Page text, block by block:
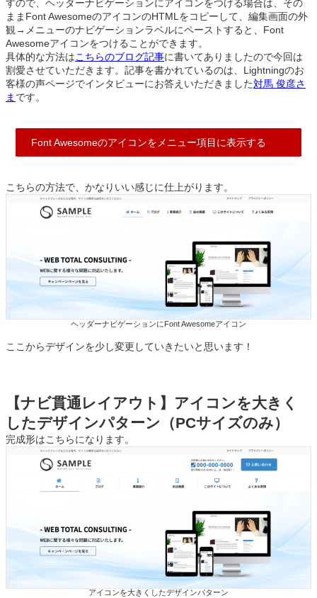
すので、ヘッダーナビゲーションにアイコンをつける場合は、その
ままFont AwesomeのアイコンのHTMLをコピーして、編集画面の外
観→メニューのナビゲーションラベルにペーストすると、 Font
Awesomeアイコンをつけることができます。
具体的な方法はこちらのブログ記事に書いてありましたので今回は
割愛させていただきます。記事を書かれているのは、Lightningのお
客様の声ページでインタビューにお答えいただきました対馬 俊彦さ
ま です。
Font Awesomeのアイコンをメニュー項目に表示する
こちらの方法で、かなりいい感じに仕上がります。
ヘッダーナビゲーションに Font Awesomeアイコン
ここからデザインを少し変更していきたいと思います！
【ナビ貫通レイアウト】アイコンを大きく
したデザインパターン（PCサイズのみ）
完成形はこちらになります。
アイコンを大きくしたデザインパターン